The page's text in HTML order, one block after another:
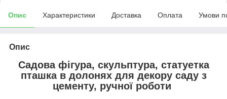
Опис Характеристики Доставка Оплата Умови
Опис
Садова фігура, скульптура, статуетка
пташка в долонях для декору саду з
цементу, ручної роботи